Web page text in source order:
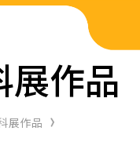
展作品
展作品